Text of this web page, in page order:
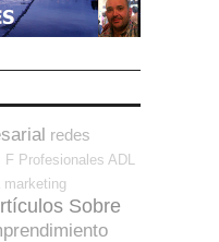
redes
F Profesionales ADL
marketing
Sobre